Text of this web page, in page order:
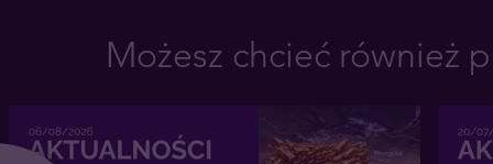
Możesz chcieć również